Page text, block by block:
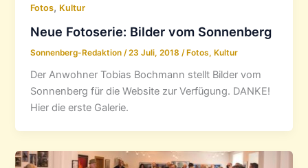
Fotos, Kultur
Neue Fotoserie: Bilder vom Sonnenberg
Sonnenberg-Redaktion /23 Juli, 2018 /Fotos,Kultur
Der Anwohner Tobias Bochmann stellt Bilder vom
Sonnenberg für die Website zur Verfügung. DANKE!
Hier die erste Galerie.